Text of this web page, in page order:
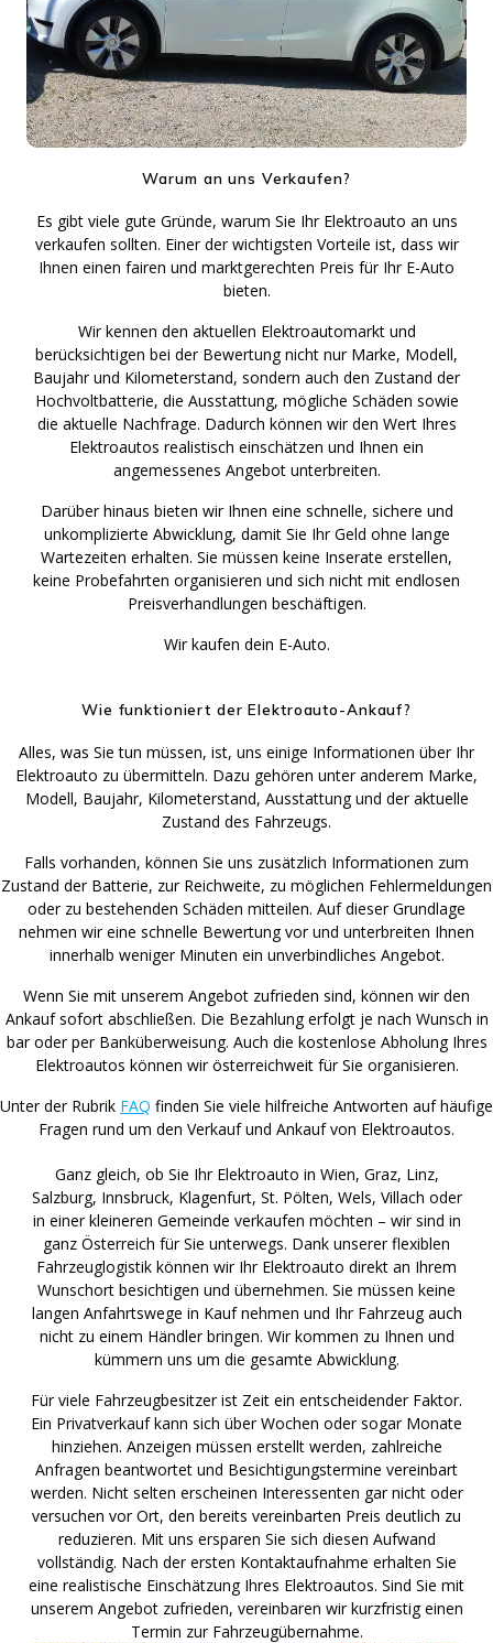
Warum an uns Verkaufen?
Es gibt viele gute Gründe, warum Sie Ihr Elektroauto an uns
verkaufen sollten. Einer der wichtigsten Vorteile ist, dass wir
Ihnen einen fairen und marktgerechten Preis für Ihr E-Auto
bieten.
Wir kennen den aktuellen Elektroautomarkt und
berücksichtigen bei der Bewertung nicht nur Marke, Modell,
Baujahr und Kilometerstand, sondern auch den Zustand der
Hochvoltbatterie, die Ausstattung, mögliche Schäden sowie
die aktuelle Nachfrage. Dadurch können wir den Wert Ihres
Elektroautos realistisch einschätzen und Ihnen ein
angemessenes Angebot unterbreiten.
Darüber hinaus bieten wir Ihnen eine schnelle, sichere und
unkomplizierte Abwicklung, damit Sie Ihr Geld ohne lange
Wartezeiten erhalten. Sie müssen keine Inserate erstellen,
keine Probefahrten organisieren und sich nicht mit endlosen
Preisverhandlungen beschäftigen.
Wir kaufen dein E-Auto.
Wie funktioniert der Elektroauto-Ankauf?
Alles, was Sie tun müssen, ist, uns einige Informationen über Ihr
Elektroauto zu übermitteln. Dazu gehören unter anderem Marke,
Modell, Baujahr, Kilometerstand, Ausstattung und der aktuelle
Zustand des Fahrzeugs.
Falls vorhanden, können Sie uns zusätzlich Informationen zum
Zustand der Batterie, zur Reichweite, zu möglichen Fehlermeldungen
oder zu bestehenden Schäden mitteilen. Auf dieser Grundlage
nehmen wir eine schnelle Bewertung vor und unterbreiten Ihnen
innerhalb weniger Minuten ein unverbindliches Angebot.
Wenn Sie mit unserem Angebot zufrieden sind, können wir den
Ankauf sofort abschließen. Die Bezahlung erfolgt je nach Wunsch in
bar oder per Banküberweisung. Auch die kostenlose Abholung Ihres
Elektroautos können wir österreichweit für Sie organisieren.
Unter der Rubrik FAQ finden Sie viele hilfreiche Antworten auf häufige
Fragen rund um den Verkauf und Ankauf von Elektroautos.
Ganz gleich, ob Sie Ihr Elektroauto in Wien, Graz, Linz,
Salzburg, Innsbruck, Klagenfurt, St. Pölten, Wels, Villach oder
in einer kleineren Gemeinde verkaufen möchten – wir sind in
ganz Österreich für Sie unterwegs. Dank unserer flexiblen
Fahrzeuglogistik können wir Ihr Elektroauto direkt an Ihrem
Wunschort besichtigen und übernehmen. Sie müssen keine
langen Anfahrtswege in Kauf nehmen und Ihr Fahrzeug auch
nicht zu einem Händler bringen. Wir kommen zu Ihnen und
kümmern uns um die gesamte Abwicklung.
Für viele Fahrzeugbesitzer ist Zeit ein entscheidender Faktor.
Ein Privatverkauf kann sich über Wochen oder sogar Monate
hinziehen. Anzeigen müssen erstellt werden, zahlreiche
Anfragen beantwortet und Besichtigungstermine vereinbart
werden. Nicht selten erscheinen Interessenten gar nicht oder
versuchen vor Ort, den bereits vereinbarten Preis deutlich zu
reduzieren. Mit uns ersparen Sie sich diesen Aufwand
vollständig. Nach der ersten Kontaktaufnahme erhalten Sie
eine realistische Einschätzung Ihres Elektroautos. Sind Sie mit
unserem Angebot zufrieden, vereinbaren wir kurzfristig einen
Termin zur Fahrzeugübernahme.